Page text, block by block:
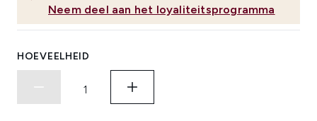
Neem deel aan het loyaliteitsprogramma
HOEVEELHEID